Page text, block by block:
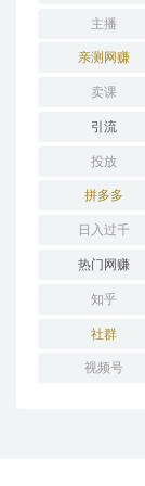
主播
亲测网赚
卖课
引流
投放
拼多多
日入过千
热门网赚
知乎
社群
视频号